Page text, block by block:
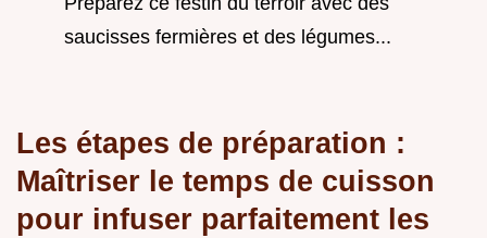
saucisses fermières et des légumes...
Les étapes de préparation :
Maîtriser le temps de cuisson
pour infuser parfaitement les